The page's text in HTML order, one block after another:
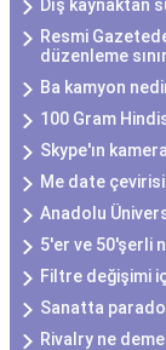
Dış kaynaktan
Resmi
düzenleme
Ba kamyon
100 Gram
Skype'ın
Me date
Anadolu
5'er ve 50'şerli
Filtre değişimi
Sanatta
Rivalry ne